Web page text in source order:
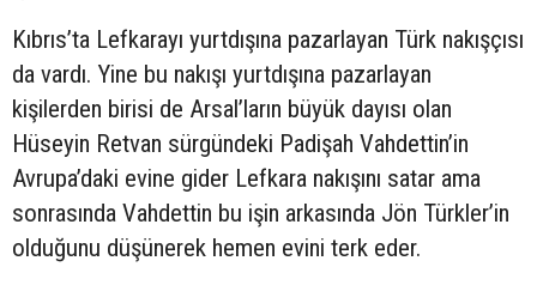
Kıbrıs’ta Lefkarayı yurtdışına pazarlayan Türk nakışçısı
da vardı. Yine bu nakışı yurtdışına pazarlayan
kişilerden birisi de Arsal’ların büyük dayısı olan
Hüseyin Retvan sürgündeki Padişah Vahdettin’in
Avrupa’daki evine gider Lefkara nakışını satar ama
sonrasında Vahdettin bu işin arkasında Jön Türkler’in
olduğunu düşünerek hemen evini terk eder.